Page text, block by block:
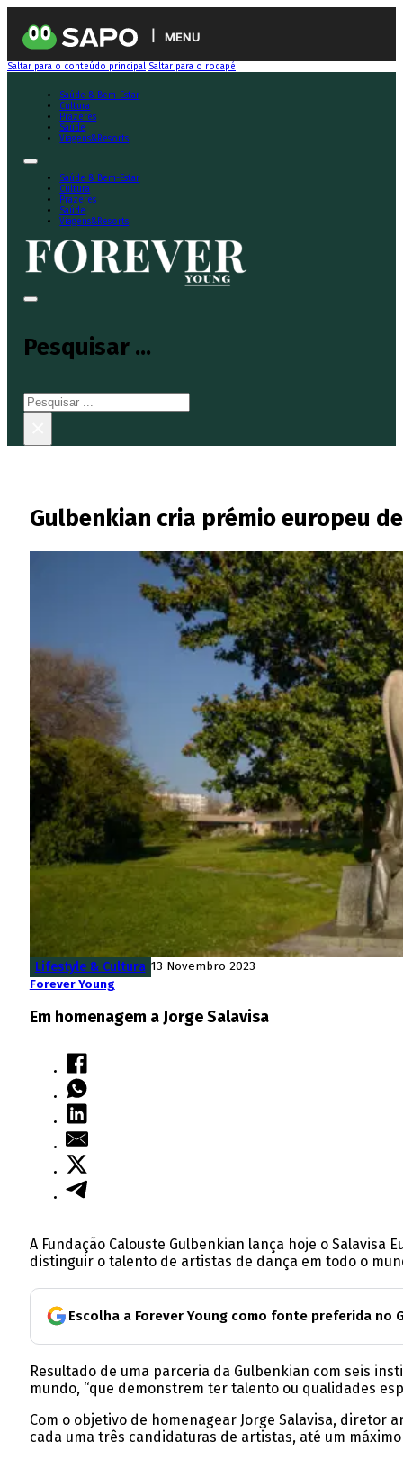
MENU
Saltar para o conteúdo principal Saltar para o rodapé
Saúde & Bem-Estar
Cultura
Prazeres
Saúde
Viagens&Resorts
Saúde & Bem-Estar
Cultura
Prazeres
Saúde
Viagens&Resorts
Pesquisar ...
Pesquisar
Gulbenkian cria prémio europeu
Lifestyle & Cultura 13 Novembro 2023
Forever Young
Em homenagem a Jorge Salavisa
A Fundação Calouste Gulbenkian lança hoje o Salavisa
distinguir o talento de artistas de dança em todo o
Escolha a Forever Young como fonte preferida no
Resultado de uma parceria da Gulbenkian com seis
mundo, “que demonstrem ter talento ou qualidades
Com o objetivo de homenagear Jorge Salavisa, diretor
cada uma três candidaturas de artistas, até um